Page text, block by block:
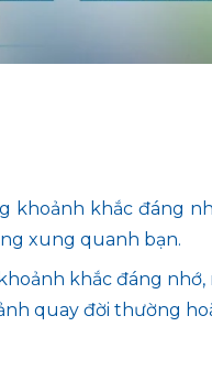
khoảnh khắc đáng
xung quanh bạn.
khắc đáng
quay đời thường